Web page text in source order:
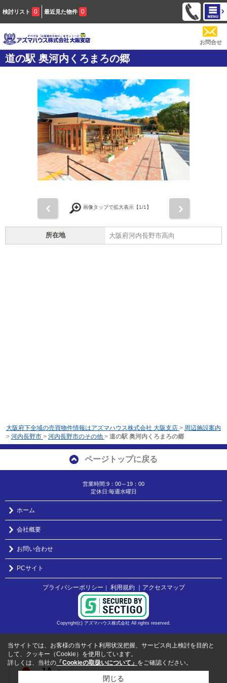
JA
検討リスト 0 最近見た物件 0
お問合せ
道の駅 奥河内くろまろの郷
画像タップで拡大表示【1/1】
所在地 大阪府河内長野市高向
大阪府下全域の売買物件情報はアズマハウス株式会社 大阪支店 > 周辺施設案内
> 河内長野市 > 河内長野市のその他 > 道の駅 奥河内くろまろの郷
ページトップに戻る
営業時間:9：00～19：00
定休日:毎週水曜日
ホーム
会社概要
お問い合わせ
PCサイト
プライバシーポリシー ｜ 利用規約 ｜アクセスマップ
Copyright(c) アズマハウス株式会社 All rights reserved.
当サイトでは、お客様の当サイト利用状況把握、サービス向上検討を目的と
して、クッキー（Cookie）を使用しています。
詳しくは、当社の 「Cookieの取扱いについて」 をご確認ください。
閉じる